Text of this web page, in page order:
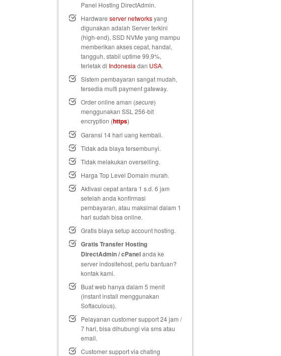
Panel Hosting DirectAdmin.
Hardware server networksyang
digunakan adalah Server terkini
(high-end), SSD NVMe yang mampu
memberikan akses cepat, handal,
tangguh, stabil uptime 99,9%,
terletak di Indonesia dan USA.
Sistem pembayaran sangat mudah,
tersedia multi payment gateway.
Order online aman (secure)
menggunakan SSL 256-bit
encryption (https)
Garansi 14 hari uang kembali.
Tidak ada biaya tersembunyi.
Tidak melakukan overselling.
Harga Top Level Domain murah.
Aktivasi cepat antara 1 s.d. 6 jam
setelah anda konfirmasi
pembayaran, atau maksimal dalam 1
hari sudah bisa online.
Gratis biaya setupaccount hosting.
Gratis Transfer Hosting
DirectAdmin / cPanelanda ke
server indositehost, perlu bantuan?
kontak kami.
Buat web hanya dalam 5 menit
(instant install menggunakan
Softaculous).
Pelayanan customer support 24 jam /
7 hari, bisa dihubungi via sms atau
email.
Customer support via chating